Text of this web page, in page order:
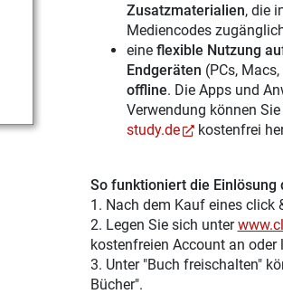
Zusatzmaterialien, die
Mediencodes
eine flexible Nutzung
Endgeräten (PCs,
offline. Die Apps und
Verwendung können
study.de
kostenfrei
So funktioniert die Einlösung
1. Nach dem Kauf eines click
2. Legen Sie sich unter
kostenfreien Account an oder
3. Unter "Buch freischalten"
Bücher".